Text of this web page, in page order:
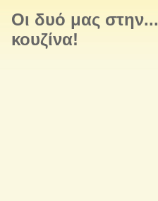
Οι δυό μας στην...
κουζίνα!